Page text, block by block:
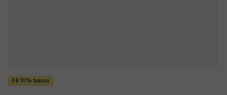
Få 10% bonus